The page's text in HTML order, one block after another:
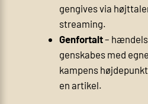
gengives via
streaming.
Genfortalt–
genskabes med
kampens
en artikel.